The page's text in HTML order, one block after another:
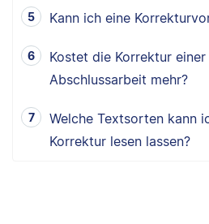
Kann ich eine
Kostet die Korrektur
Abschlussarbeit mehr?
Welche Textsorten kann
Korrektur lesen lassen?